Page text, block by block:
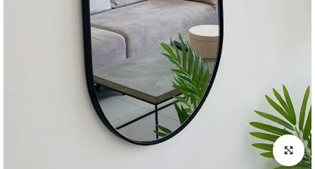
לחץ להגדלה